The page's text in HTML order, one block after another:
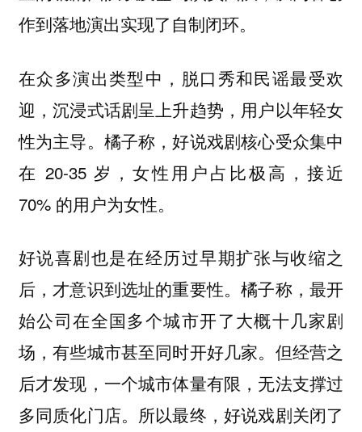
作到落地演出实现了自制闭环。
在众多演出类型中，脱口秀和民谣最受欢
迎，沉浸式话剧呈上升趋势，用户以年轻女
性为主导。橘子称，好说戏剧核心受众集中
在 20-35 岁，女性用户占比极高，接近
70% 的用户为女性。
好说喜剧也是在经历过早期扩张与收缩之
后，才意识到选址的重要性。橘子称，最开
始公司在全国多个城市开了大概十几家剧
场，有些城市甚至同时开好几家。但经营之
后才发现，一个城市体量有限，无法支撑过
多同质化门店。所以最终，好说戏剧关闭了